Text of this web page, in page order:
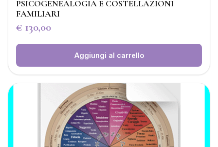
PSICOGENEALOGIA E COSTELLAZIONI
FAMILIARI
€ 130,00
Aggiungi al carrello